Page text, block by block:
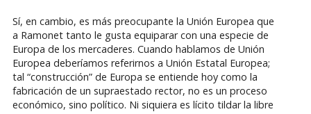
Sí, en cambio, es más preocupante la Unión Europea que
a Ramonet tanto le gusta equiparar con una especie de
Europa de los mercaderes. Cuando hablamos de Unión
Europea deberíamos referirnos a Unión Estatal Europea;
tal “construcción” de Europa se entiende hoy como la
fabricación de un supraestado rector, no es un proceso
económico, sino político. Ni siquiera es lícito tildar la libre